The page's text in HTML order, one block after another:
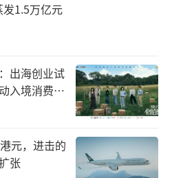
仿制药的接受程度相对
采、门诊统筹、药占比
推进，越来越多的原研
外市场。院外市场所拥
大市场潜力，也能够为
1.5万亿元
出海创业试
入境消费反
元，进击的
张